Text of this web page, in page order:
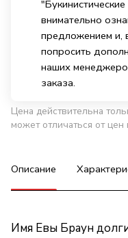
внимательно
предложением и,
попросить
наших
заказа.
Цена действительна
может отличаться от
Описание
Имя Евы Браун